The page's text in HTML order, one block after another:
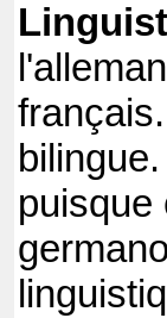
puisque